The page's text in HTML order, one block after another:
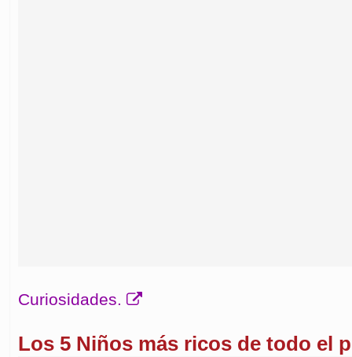
Curiosidades.
Los 5 Niños más ricos de todo el